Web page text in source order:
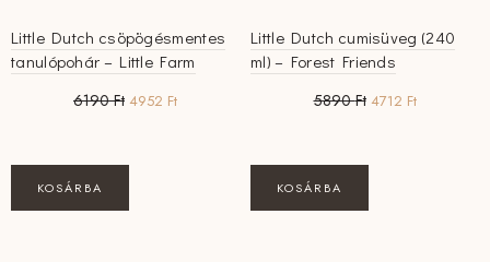
Little Dutch csöpögésmentes
tanulópohár – Little Farm
6190Ft Original
6190 Ft.
4952 FtCurrent
KOSÁRBA
Little Dutch cumisüveg (240
ml) – Forest Friends
5890Ft Original
4712 FtCurrent
KOSÁRBA